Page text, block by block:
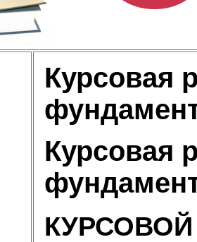
Курсовая
Курсовая